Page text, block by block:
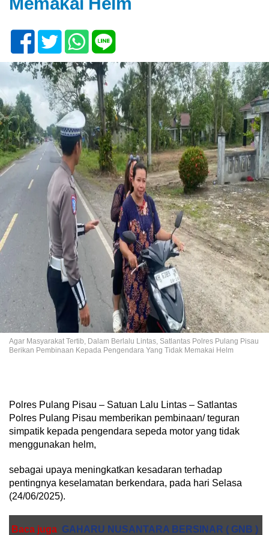
Agar Masyarakat Tertib, Dalam Berlalu Lintas, Satlantas Polres Pulang Pisau
Berikan Pembinaan Kepada Pengendara Yang Tidak Memakai Helm
Polres Pulang Pisau – Satuan Lalu Lintas – Satlantas
Polres Pulang Pisau memberikan pembinaan/ teguran
simpatik kepada pengendara sepeda motor yang tidak
menggunakan helm,
sebagai upaya meningkatkan kesadaran terhadap
pentingnya keselamatan berkendara, pada hari Selasa
(24/06/2025).
Baca juga GAHARU NUSANTARA BERSINAR ( GNB )